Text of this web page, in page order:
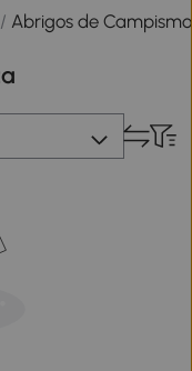
/ Abrigos de Campismo